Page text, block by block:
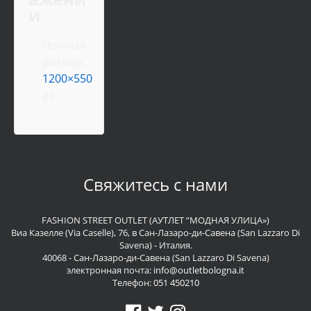
1200×550
Свяжитесь с нами
FASHION STREET OUTLET (АУТЛЕТ “МОДНАЯ УЛИЦА»)
Виа Казелле (Via Caselle), 76, в Сан-Лазаро-ди-Савена (San Lazzaro Di
Savena) - Италия.
40068 - Сан-Лазаро-ди-Савена (San Lazzaro Di Savena)
электронная почта: info@outletbologna.it
Телефон:051 450210